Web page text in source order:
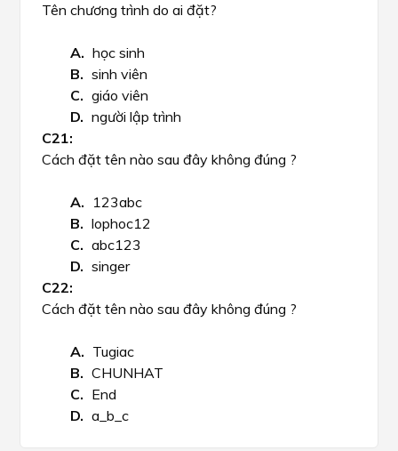
Tên chương trình do ai đặt?
học sinh
sinh viên
giáo viên
người lập trình
Cách đặt tên nào sau đây không đúng ?
123abc
lophoc12
abc123
singer​
Cách đặt tên nào sau đây không đúng ?
Tugiac
CHUNHAT
End
a_b_c